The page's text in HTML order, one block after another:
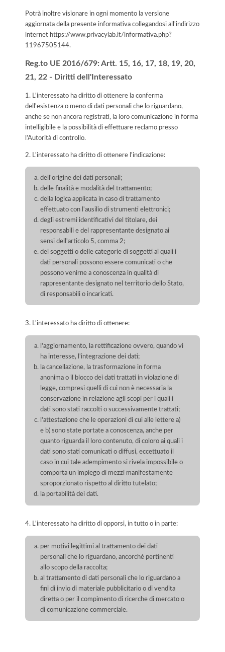
Potrà inoltre visionare in ogni momento la versione
aggiornata della presente informativa collegandosi all'indirizzo
internet https://www.privacylab.it/informativa.php?
11967505144.
Reg.to UE 2016/679: Artt. 15, 16, 17, 18, 19, 20,
21, 22 - Diritti dell'Interessato
1. L'interessato ha diritto di ottenere la conferma
dell'esistenza o meno di dati personali che lo riguardano,
anche se non ancora registrati, la loro comunicazione in forma
intelligibile e la possibilità di effettuare reclamo presso
l’Autorità di controllo.
2. L'interessato ha diritto di ottenere l'indicazione:
dell'origine dei dati personali;
delle finalità e modalità del trattamento;
della logica applicata in caso di trattamento
effettuato con l'ausilio di strumenti elettronici;
degli estremi identificativi del titolare, dei
responsabili e del rappresentante designato ai
sensi dell'articolo 5, comma 2;
dei soggetti o delle categorie di soggetti ai quali i
dati personali possono essere comunicati o che
possono venirne a conoscenza in qualità di
rappresentante designato nel territorio dello Stato,
di responsabili o incaricati.
3. L'interessato ha diritto di ottenere:
l'aggiornamento, la rettificazione ovvero, quando vi
ha interesse, l'integrazione dei dati;
la cancellazione, la trasformazione in forma
anonima o il blocco dei dati trattati in violazione di
legge, compresi quelli di cui non è necessaria la
conservazione in relazione agli scopi per i quali i
dati sono stati raccolti o successivamente trattati;
l'attestazione che le operazioni di cui alle lettere a)
e b) sono state portate a conoscenza, anche per
quanto riguarda il loro contenuto, di coloro ai quali i
dati sono stati comunicati o diffusi, eccettuato il
caso in cui tale adempimento si rivela impossibile o
comporta un impiego di mezzi manifestamente
sproporzionato rispetto al diritto tutelato;
la portabilità dei dati.
4. L'interessato ha diritto di opporsi, in tutto o in parte:
per motivi legittimi al trattamento dei dati
personali che lo riguardano, ancorché pertinenti
allo scopo della raccolta;
al trattamento di dati personali che lo riguardano a
fini di invio di materiale pubblicitario o di vendita
diretta o per il compimento di ricerche di mercato o
di comunicazione commerciale.